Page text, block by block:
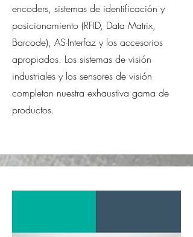
encoders, sistemas de identificación y
posicionamiento (RFID, Data Matrix,
Barcode), AS-Interfaz y los accesorios
apropiados. Los sistemas de visión
industriales y los sensores de visión
completan nuestra exhaustiva gama de
productos.